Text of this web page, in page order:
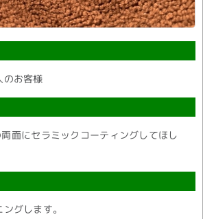
のお客様
面にセラミックコーティングしてほし
グします。